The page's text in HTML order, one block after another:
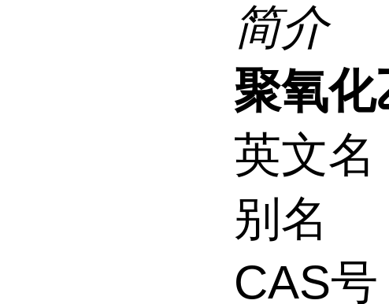
简介
聚氧化
英文名
别名
CAS号